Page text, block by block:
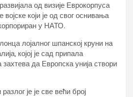
од визије Еврокорпуса
који је од свог оснивања
у НАТО.
лојалног шпанској круни на
којој је сад припала
захтева да Европска унија створи
је је све већи број